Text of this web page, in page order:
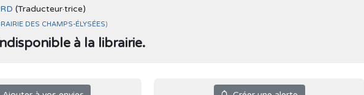
(Traducteur·trice)
DES CHAMPS-ÉLYSÉES)
à la librairie.